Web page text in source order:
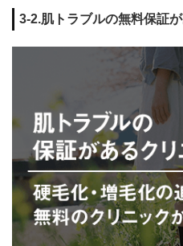
3-2.肌トラブルの無料保証